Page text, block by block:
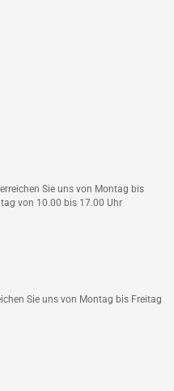
Sie uns von Montag bis
von 10.00 bis 17.00 Uhr
Sie uns von Montag bis Freitag